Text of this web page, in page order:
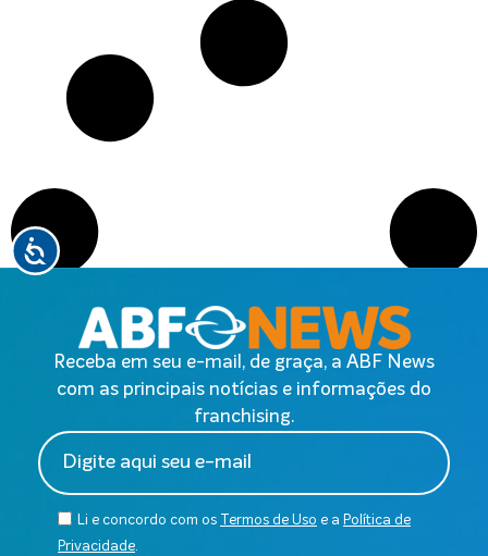
Receba em seu e-mail, de graça, a ABF News
com as principais notícias e informações do
franchising.
Li e concordo com os Termos de Uso e a Política de
Privacidade.